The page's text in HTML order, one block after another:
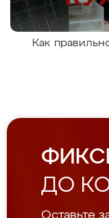
Как
ДО
Оставьте